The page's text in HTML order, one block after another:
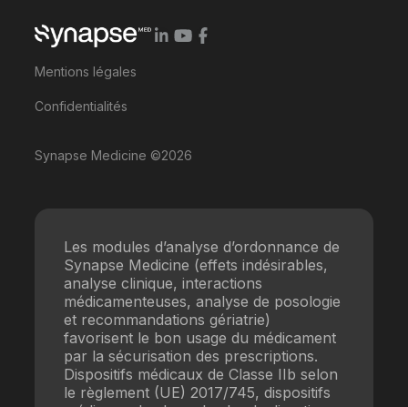
Mentions légales
Confidentialités
Synapse Medicine ©2026
Les modules d’analyse d’ordonnance de
Synapse Medicine (effets indésirables,
analyse clinique, interactions
médicamenteuses, analyse de posologie
et recommandations gériatrie)
favorisent le bon usage du médicament
par la sécurisation des prescriptions.
Dispositifs médicaux de Classe IIb selon
le règlement (UE) 2017/745, dispositifs